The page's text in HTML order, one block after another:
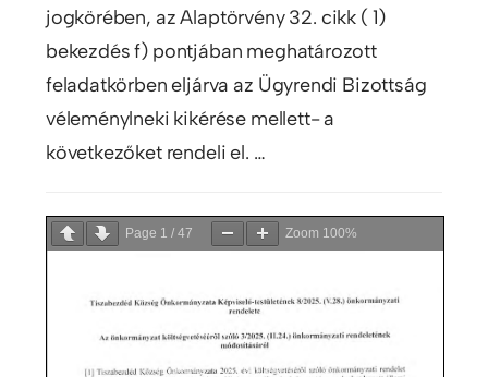
jogkörében, az Alaptörvény 32. cikk ( 1)
bekezdés f) pontjában meghatározott
feladatkörben eljárva az Ügyrendi Bizottság
véleménylneki kikérése mellett- a
következőket rendeli el. …
Page 1 / 47 Zoom 100%